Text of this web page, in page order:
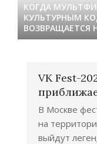
КОГДА
КУЛЬТУРНЫМ
ВОЗВРАЩАЕТСЯ
VK Fest-
В Москве
на
выйдут